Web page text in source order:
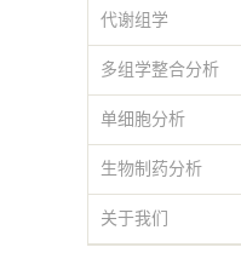
代谢组学
多组学整合分析
单细胞分析
生物制药分析
关于我们